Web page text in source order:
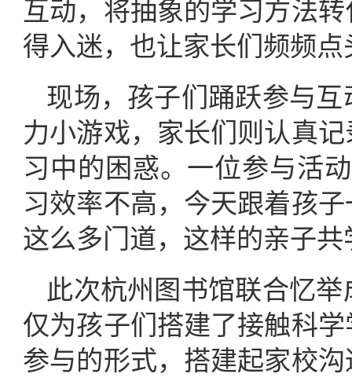
互动，将抽象的学习方法
得入迷，也让家长们频频点
现场，孩子们踊跃参与
力小游戏，家长们则认真
习中的困惑。一位参与活
习效率不高，今天跟着孩
这么多门道，这样的亲子
此次杭州图书馆联合忆
仅为孩子们搭建了接触科
参与的形式，搭建起家校